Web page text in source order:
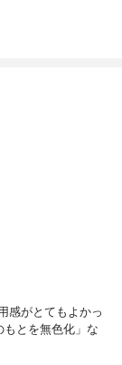
感がとてもよかっ
とを無色化」な